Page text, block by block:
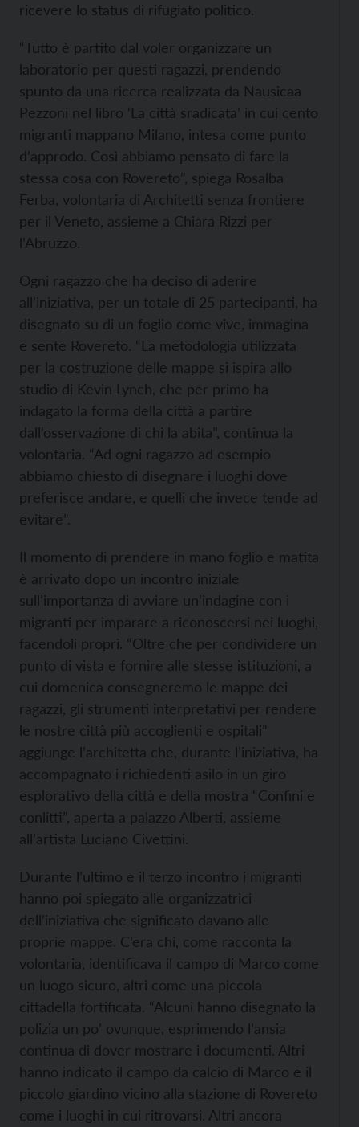
ricevere lo status di rifugiato politico.
“Tutto è partito dal voler organizzare un
laboratorio per questi ragazzi, prendendo
spunto da una ricerca realizzata da Nausicaa
Pezzoni nel libro ‘La città sradicata’ in cui cento
migranti mappano Milano, intesa come punto
d’approdo. Così abbiamo pensato di fare la
stessa cosa con Rovereto”, spiega Rosalba
Ferba, volontaria di Architetti senza frontiere
per il Veneto, assieme a Chiara Rizzi per
l’Abruzzo.
Ogni ragazzo che ha deciso di aderire
all’iniziativa, per un totale di 25 partecipanti, ha
disegnato su di un foglio come vive, immagina
e sente Rovereto. “La metodologia utilizzata
per la costruzione delle mappe si ispira allo
studio di Kevin Lynch, che per primo ha
indagato la forma della città a partire
dall’osservazione di chi la abita”, continua la
volontaria. “Ad ogni ragazzo ad esempio
abbiamo chiesto di disegnare i luoghi dove
preferisce andare, e quelli che invece tende ad
evitare”.
Il momento di prendere in mano foglio e matita
è arrivato dopo un incontro iniziale
sull’importanza di avviare un’indagine con i
migranti per imparare a riconoscersi nei luoghi,
facendoli propri. “Oltre che per condividere un
punto di vista e fornire alle stesse istituzioni, a
cui domenica consegneremo le mappe dei
ragazzi, gli strumenti interpretativi per rendere
le nostre città più accoglienti e ospitali”
aggiunge l’architetta che, durante l’iniziativa, ha
accompagnato i richiedenti asilo in un giro
esplorativo della città e della mostra “Confini e
conlitti”, aperta a palazzo Alberti, assieme
all’artista Luciano Civettini.
Durante l’ultimo e il terzo incontro i migranti
hanno poi spiegato alle organizzatrici
dell’iniziativa che significato davano alle
proprie mappe. C’era chi, come racconta la
volontaria, identificava il campo di Marco come
un luogo sicuro, altri come una piccola
cittadella fortificata. “Alcuni hanno disegnato la
polizia un po’ ovunque, esprimendo l’ansia
continua di dover mostrare i documenti. Altri
hanno indicato il campo da calcio di Marco e il
piccolo giardino vicino alla stazione di Rovereto
come i luoghi in cui ritrovarsi. Altri ancora